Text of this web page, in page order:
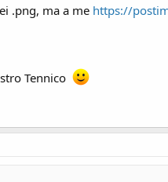
.png, ma a me https://
Tennico